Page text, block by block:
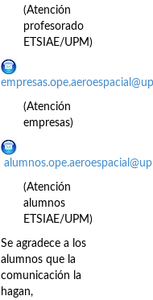
(Atención
profesorado
ETSIAE/UPM)
(Atención
empresas)
(Atención
alumnos
ETSIAE/UPM)
Se agradece a los
alumnos que la
comunicación la
hagan,